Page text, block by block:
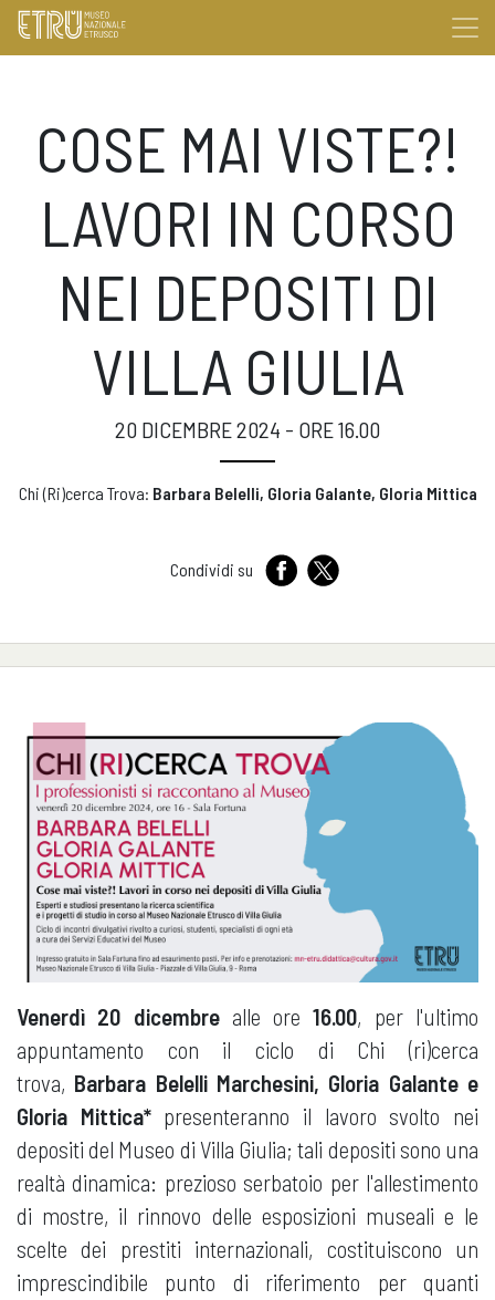
COSE MAI VISTE?!
LAVORI IN CORSO
NEI DEPOSITI DI
VILLA GIULIA
20 DICEMBRE 2024 - ORE 16.00
Chi (Ri)cerca Trova: Barbara Belelli, Gloria Galante, Gloria Mittica
Condividi su
Venerdì 20 dicembre alle ore16.00, per l'ultimo
appuntamento con il ciclo di Chi (ri)cerca
trova, Barbara Belelli Marchesini, Gloria Galante e
Gloria Mittica* presenteranno il lavoro svolto nei
depositi del Museo di Villa Giulia; tali depositi sono una
realtà dinamica: prezioso serbatoio per l'allestimento
di mostre, il rinnovo delle esposizioni museali e le
scelte dei prestiti internazionali, costituiscono un
imprescindibile punto di riferimento per quanti